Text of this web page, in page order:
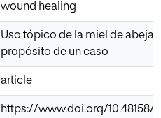
wound healing
Uso tópico de la miel de abeja
propósito de un caso
article
https://www.doi.org/10.48158/